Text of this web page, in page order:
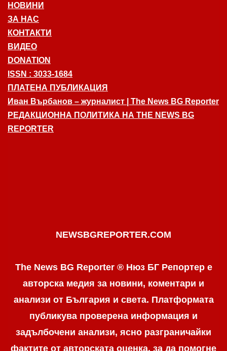
НОВИНИ
ЗА НАС
КОНТАКТИ
ВИДЕО
DONATION
ISSN : 3033-1684
ПЛАТЕНА ПУБЛИКАЦИЯ
Иван Върбанов – журналист | The News BG Reporter
РЕДАКЦИОННА ПОЛИТИКА НА THE NEWS BG
REPORTER
NEWSBGREPORTER.COM
The News BG Reporter ® Нюз БГ Репортер е
авторска медия за новини, коментари и
анализи от България и света. Платформата
публикува проверена информация и
задълбочени анализи, ясно разграничaйки
фактите от авторската оценка, за да помогне